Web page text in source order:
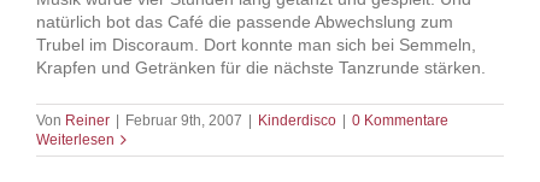
natürlich bot das Café die passende Abwechslung zum
Trubel im Discoraum. Dort konnte man sich bei Semmeln,
Krapfen und Getränken für die nächste Tanzrunde stärken.
Von Reiner Februar 9th, 2007 Kinderdisco
0 Kommentare
Weiterlesen